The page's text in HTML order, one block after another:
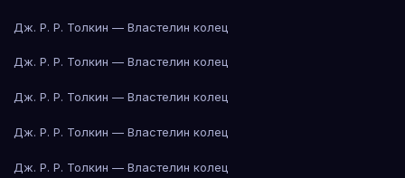
Дж. Р. Р. Толкин — Властелин колец
Дж. Р. Р. Толкин — Властелин колец
Дж. Р. Р. Толкин — Властелин колец
Дж. Р. Р. Толкин — Властелин колец
Дж. Р. Р. Толкин — Властелин колец